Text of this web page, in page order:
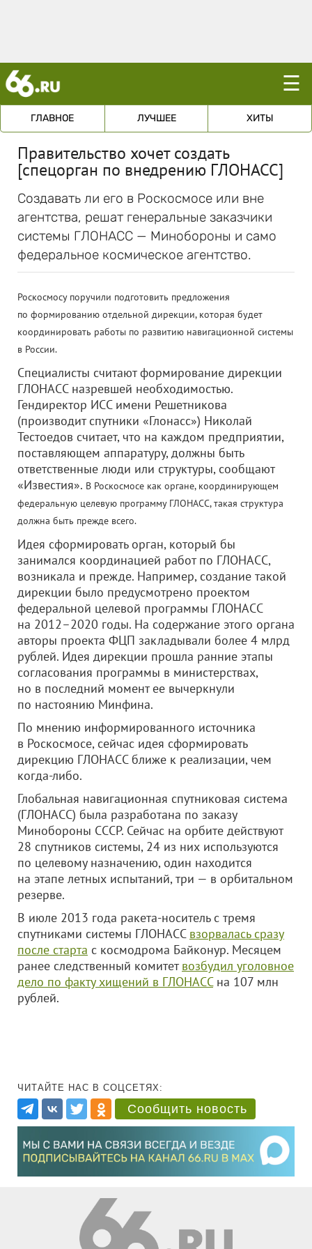
☰
ГЛАВНОЕ ЛУЧШЕЕ ХИТЫ
Правительство хочет создать
[спецорган по внедрению ГЛОНАСС]
Создавать ли его в Роскосмосе или вне
агентства, решат генеральные заказчики
системы ГЛОНАСС — Минобороны и само
федеральное космическое агентство.
Роскосмосу поручили подготовить предложения
по формированию отдельной дирекции, которая будет
координировать работы по развитию навигационной системы
в России.
Специалисты считают формирование дирекции
ГЛОНАСС назревшей необходимостью.
Гендиректор ИСС имени Решетникова
(производит спутники «Глонасс») Николай
Тестоедов считает, что на каждом предприятии,
поставляющем аппаратуру, должны быть
ответственные люди или структуры, сообщают
«Известия». В Роскосмосе как органе, координирующем
федеральную целевую программу ГЛОНАСС, такая структура
должна быть прежде всего.
Идея сформировать орган, который бы
занимался координацией работ по ГЛОНАСС,
возникала и прежде. Например, создание такой
дирекции было предусмотрено проектом
федеральной целевой программы ГЛОНАСС
на 2012–2020 годы. На содержание этого органа
авторы проекта ФЦП закладывали более 4 млрд
рублей. Идея дирекции прошла ранние этапы
согласования программы в министерствах,
но в последний момент ее вычеркнули
по настоянию Минфина.
По мнению информированного источника
в Роскосмосе, сейчас идея сформировать
дирекцию ГЛОНАСС ближе к реализации, чем
когда-либо.
Глобальная навигационная спутниковая система
(ГЛОНАСС) была разработана по заказу
Минобороны СССР. Сейчас на орбите действуют
28 спутников системы, 24 из них используются
по целевому назначению, один находится
на этапе летных испытаний, три — в орбитальном
резерве.
В июле 2013 года ракета-носитель с тремя
спутниками системы ГЛОНАСС взорвалась сразу
после старта с космодрома Байконур. Месяцем
ранее следственный комитетвозбудил уголовное
дело по факту хищений в ГЛОНАССна 107 млн
рублей.
ЧИТАЙТЕ НАС В СОЦСЕТЯХ:
Сообщить новость